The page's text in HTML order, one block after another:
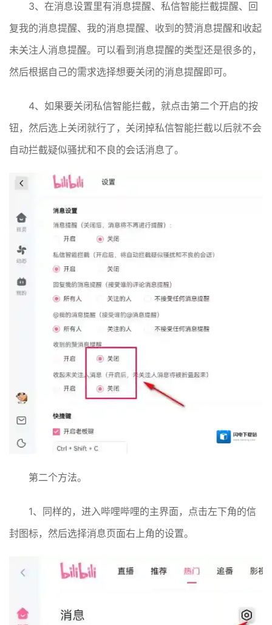
3、在消息设置里有消息提醒、私信智能拦截提醒、回
复我的消息提醒、我的消息提醒、收到的赞消息提醒和收起
未关注人消息提醒。可以看到消息提醒的类型还是很多的，
然后根据自己的需求选择想要关闭的消息提醒即可。
4、如果要关闭私信智能拦截，就点击第二个开启的按
钮，然后选上关闭就行了，关闭掉私信智能拦截以后就不会
自动拦截疑似骚扰和不良的会话消息了。
第二个方法。
1、同样的，进入哔哩哔哩的主界面，点击左下角的信
封图标，然后选择消息页面右上角的设置。